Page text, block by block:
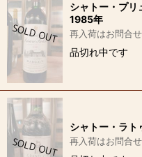
シャトー・プ
1985年
再入荷はお問合
品切れ中です
シャトー・ラト
再入荷はお問合